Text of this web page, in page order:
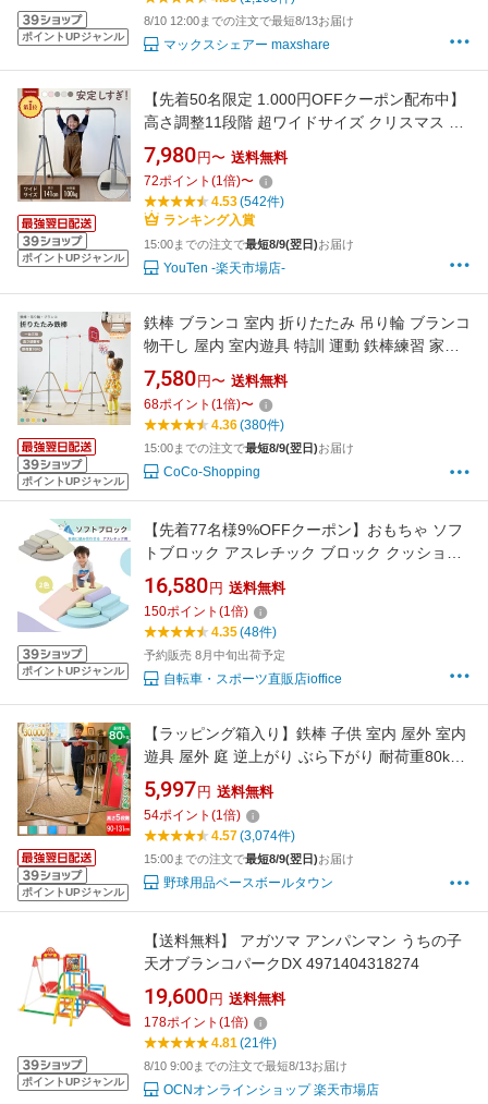
ポイントUPジャンル
稚園 小学 ★[送料無料]
8/10 12:00までの注文で最短8/13お届け
マックスシェアー maxshare
ポイントUPジャンル
【先着50名限定 1.000円OFFクーポン配布中】
高さ調整11段階 超ワイドサイズ クリスマス プ
レゼント ニュアンスカラー 折りたたみ 自立式
鉄棒 室内 子供 コンパクト 家庭用 耐荷重100kg
高さ調節 てつぼう さか上がり 子供用 キッズ ぶ
らさがり ぶら下がり 屋外 ブランコ
7,980 円〜 送料無料
72ポイント (1倍)〜
4.53(542件)
ランキング入賞
15:00までの注文で最短8/9(翌日)お届け
YouTen -楽天市場店-
ポイントUPジャンル
鉄棒 ブランコ 室内 折りたたみ 吊り輪 ブランコ
物干し 屋内 室内遊具 特訓 運動 鉄棒練習 家庭
用 幼稚園 逆上がり ぶら下がり さか上がり チン
ニング 子供用 キッズ ギフト おもちゃ 誕生日
こどもの日 tb【18ヶ月品質保証】
7,580 円〜 送料無料
68ポイント (1倍)〜
4.36(380件)
15:00までの注文で最短8/9(翌日)お届け
CoCo-Shopping
ポイントUPジャンル
【先着77名様9%OFFクーポン】おもちゃ ソフ
トブロック アスレチック ブロック クッション
布製 玩具 大型 室内 遊具 滑り台 すべりだい キ
ッズスペース 子供 こども キッズ 幼児 保育園
保育用品
16,580 円 送料無料
150ポイント (1倍)
4.35(48件)
予約販売 8月中旬出荷予定
自転車・スポーツ直販店ioffice
ポイントUPジャンル
【ラッピング箱入り】鉄棒 子供 室内 屋外 室内
遊具 屋外 庭 逆上がり ぶら下がり 耐荷重80kg
キッズ 折りたたみ鉄棒 折りたたみ式 大型遊具
玩具 スポーツトイ てつぼう 子供 こども 練習
体育 ブルー ホワイト ブラック ピンク ベージュ
Little Athlete リトルアスリート
5,997 円 送料無料
54ポイント (1倍)
4.57(3,074件)
15:00までの注文で最短8/9(翌日)お届け
野球用品ベースボールタウン
ポイントUPジャンル
【送料無料】 アガツマ アンパンマン うちの子
天才ブランコパークDX 4971404318274
19,600 円 送料無料
178ポイント (1倍)
4.81(21件)
8/10 9:00までの注文で最短8/13お届け
OCNオンラインショップ 楽天市場店